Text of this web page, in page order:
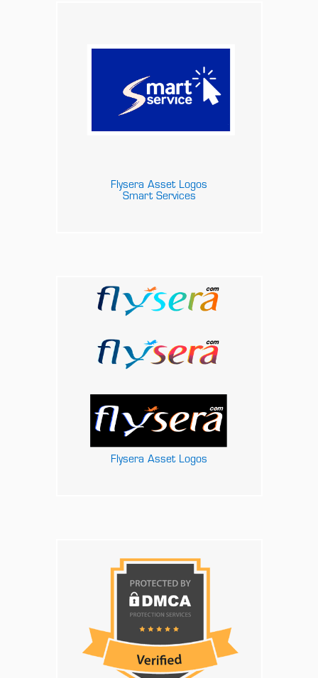
Flysera Asset Logos
Smart Services
Flysera Asset Logos